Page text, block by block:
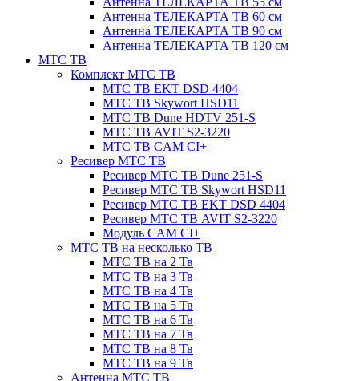
Антенна ТЕЛЕКАРТА ТВ 60 см
Антенна ТЕЛЕКАРТА ТВ 90 см
Антенна ТЕЛЕКАРТА ТВ 120 см
МТС ТВ
Комплект МТС ТВ
МТС ТВ EKT DSD 4404
МТС ТВ Skywort HSD11
МТС ТВ Dune HDTV 251-S
МТС ТВ AVIT S2-3220
МТС ТВ CAM CI+
Ресивер МТС ТВ
Ресивер МТС ТВ Dune 251-S
Ресивер МТС ТВ Skywort HSD11
Ресивер МТС ТВ EKT DSD 4404
Ресивер МТС ТВ AVIT S2-3220
Модуль CAM CI+
МТС ТВ на несколько ТВ
МТС ТВ на 2 Тв
МТС ТВ на 3 Тв
МТС ТВ на 4 Тв
МТС ТВ на 5 Тв
МТС ТВ на 6 Тв
МТС ТВ на 7 Тв
МТС ТВ на 8 Тв
МТС ТВ на 9 Тв
Антенна МТС ТВ